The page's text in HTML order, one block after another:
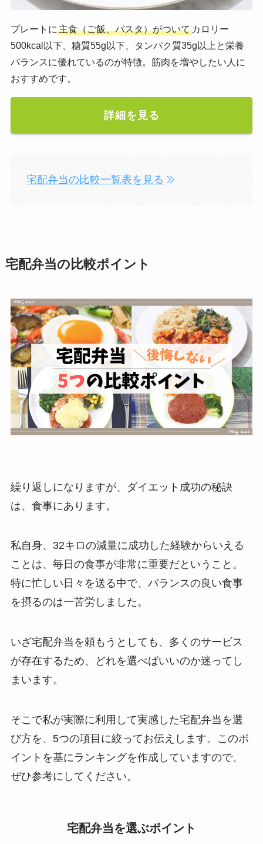
プレートに 主食（ご飯、パスタ）がついてカロリー
500kcal以下、糖質55g以下、タンパク質35g以上と栄養
バランスに優れているのが特徴。筋肉を増やしたい人に
おすすめです。
詳細を見る
宅配弁当の比較一覧表を見る
宅配弁当の比較ポイント
繰り返しになりますが、ダイエット成功の秘訣
は、食事にあります。
私自身、32キロの減量に成功した経験からいえる
ことは、毎日の食事が非常に重要だということ。
特に忙しい日々を送る中で、バランスの良い食事
を摂るのは一苦労しました。
いざ宅配弁当を頼もうとしても、多くのサービス
が存在するため、どれを選べばいいのか迷ってし
まいます。
そこで私が実際に利用して実感した宅配弁当を選
び方を、5つの項目に絞ってお伝えします。このポ
イントを基にランキングを作成していますので、
ぜひ参考にしてください。
宅配弁当を選ぶポイント